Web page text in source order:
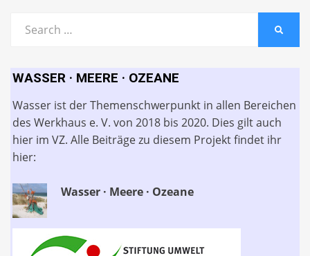
for:
WASSER · MEERE · OZEANE
Wasser ist der Themenschwerpunkt in allen Bereichen
des Werkhaus e. V. von 2018 bis 2020. Dies gilt auch
hier im VZ. Alle Beiträge zu diesem Projekt findet ihr
hier:
Wasser · Meere · Ozeane